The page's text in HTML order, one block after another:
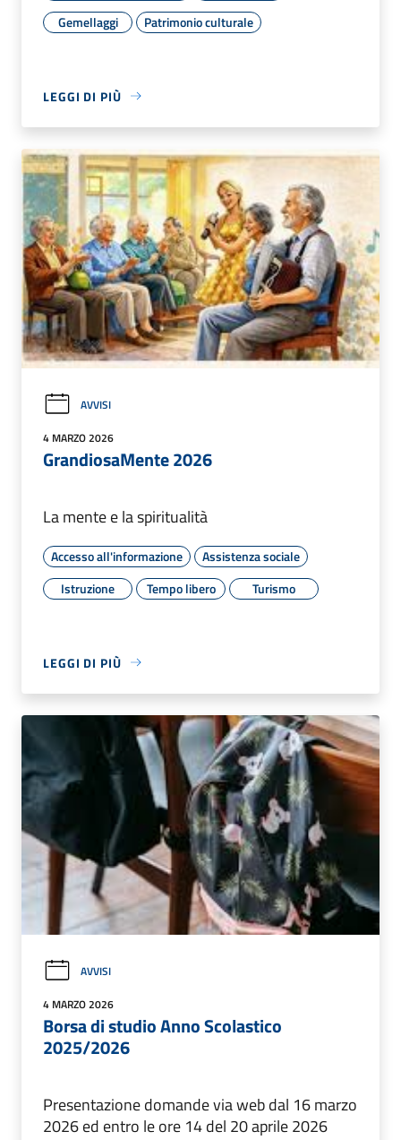
Gemellaggi
Patrimonio culturale
LEGGI DI PIÙ
AVVISI
4 MARZO 2026
GrandiosaMente 2026
La mente e la spiritualità
Accesso all'informazione
Assistenza sociale
Istruzione
Tempo libero Turismo
LEGGI DI PIÙ
AVVISI
4 MARZO 2026
Borsa di studio Anno Scolastico
2025/2026
Presentazione domande via web dal 16 marzo
2026 ed entro le ore 14 del 20 aprile 2026